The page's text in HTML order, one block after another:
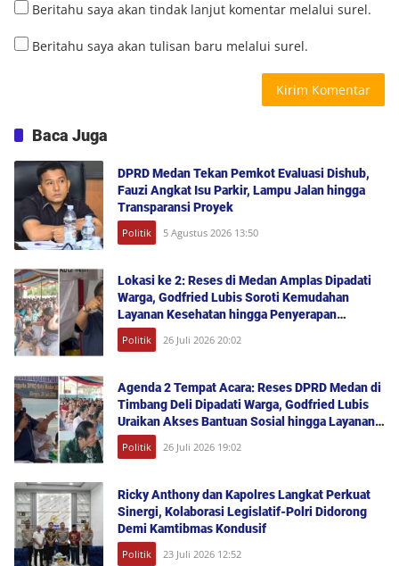
Beritahu saya akan tindak lanjut komentar melalui surel.
Beritahu saya akan tulisan baru melalui surel.
Baca Juga
DPRD Medan Tekan Pemkot Evaluasi Dishub,
Fauzi Angkat Isu Parkir, Lampu Jalan hingga
Transparansi Proyek
Politik 5 Agustus 2026 13:50
Lokasi ke 2: Reses di Medan Amplas Dipadati
Warga, Godfried Lubis Soroti Kemudahan
Layanan Kesehatan hingga Penyerapan
Aspirasi Publik
Politik 26 Juli 2026 20:02
Agenda 2 Tempat Acara: Reses DPRD Medan di
Timbang Deli Dipadati Warga, Godfried Lubis
Uraikan Akses Bantuan Sosial hingga Layanan
UHC
Politik 26 Juli 2026 19:02
Ricky Anthony dan Kapolres Langkat Perkuat
Sinergi, Kolaborasi Legislatif-Polri Didorong
Demi Kamtibmas Kondusif
Politik 23 Juli 2026 12:52